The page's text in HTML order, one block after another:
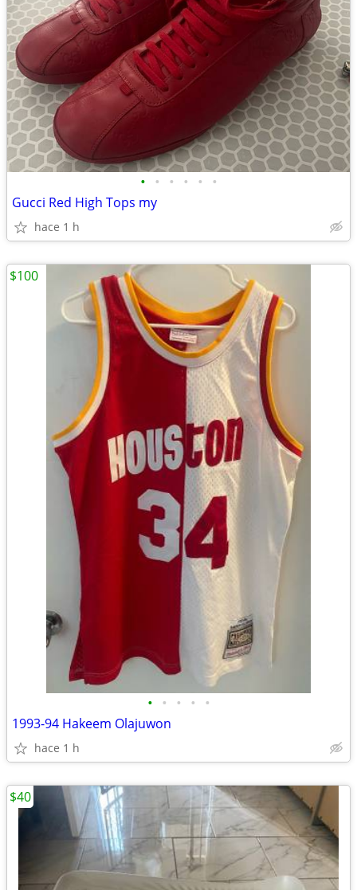
• • • • • •
Gucci Red High Tops my
hace 1 h
• • • • •
1993-94 Hakeem Olajuwon
hace 1 h
$100
$40